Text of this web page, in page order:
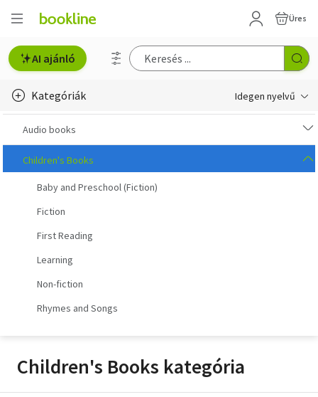
Üres
AI ajánló
Kategóriák Idegen nyelvű
e-Könyv, audio
e-könyv-olvasók
English books
Livres francais
Olasz könyvek
Audio books
Audio books
Children's Books
Baby and Preschool (Fiction)
Fiction
First Reading
Learning
Non-fiction
Rhymes and Songs
Children's Books kategória